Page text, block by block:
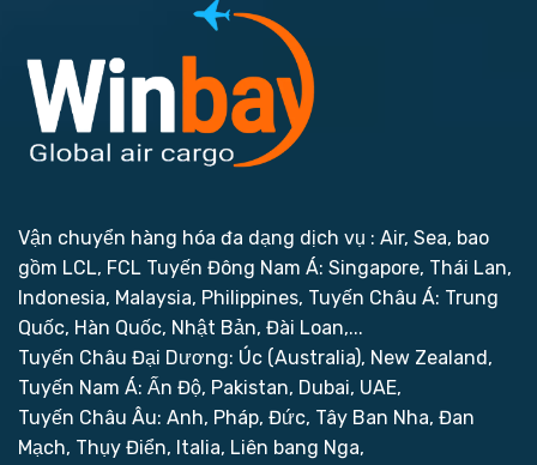
Vận chuyển hàng hóa đa dạng dịch vụ : Air, Sea, bao
gồm LCL, FCL Tuyến Đông Nam Á: Singapore, Thái Lan,
Indonesia, Malaysia, Philippines, Tuyến Châu Á: Trung
Quốc, Hàn Quốc, Nhật Bản, Đài Loan,...
Tuyến Châu Đại Dương: Úc (Australia), New Zealand,
Tuyến Nam Á: Ấn Độ, Pakistan, Dubai, UAE,
Tuyến Châu Âu: Anh, Pháp, Đức, Tây Ban Nha, Đan
Mạch, Thụy Điển, Italia, Liên bang Nga,